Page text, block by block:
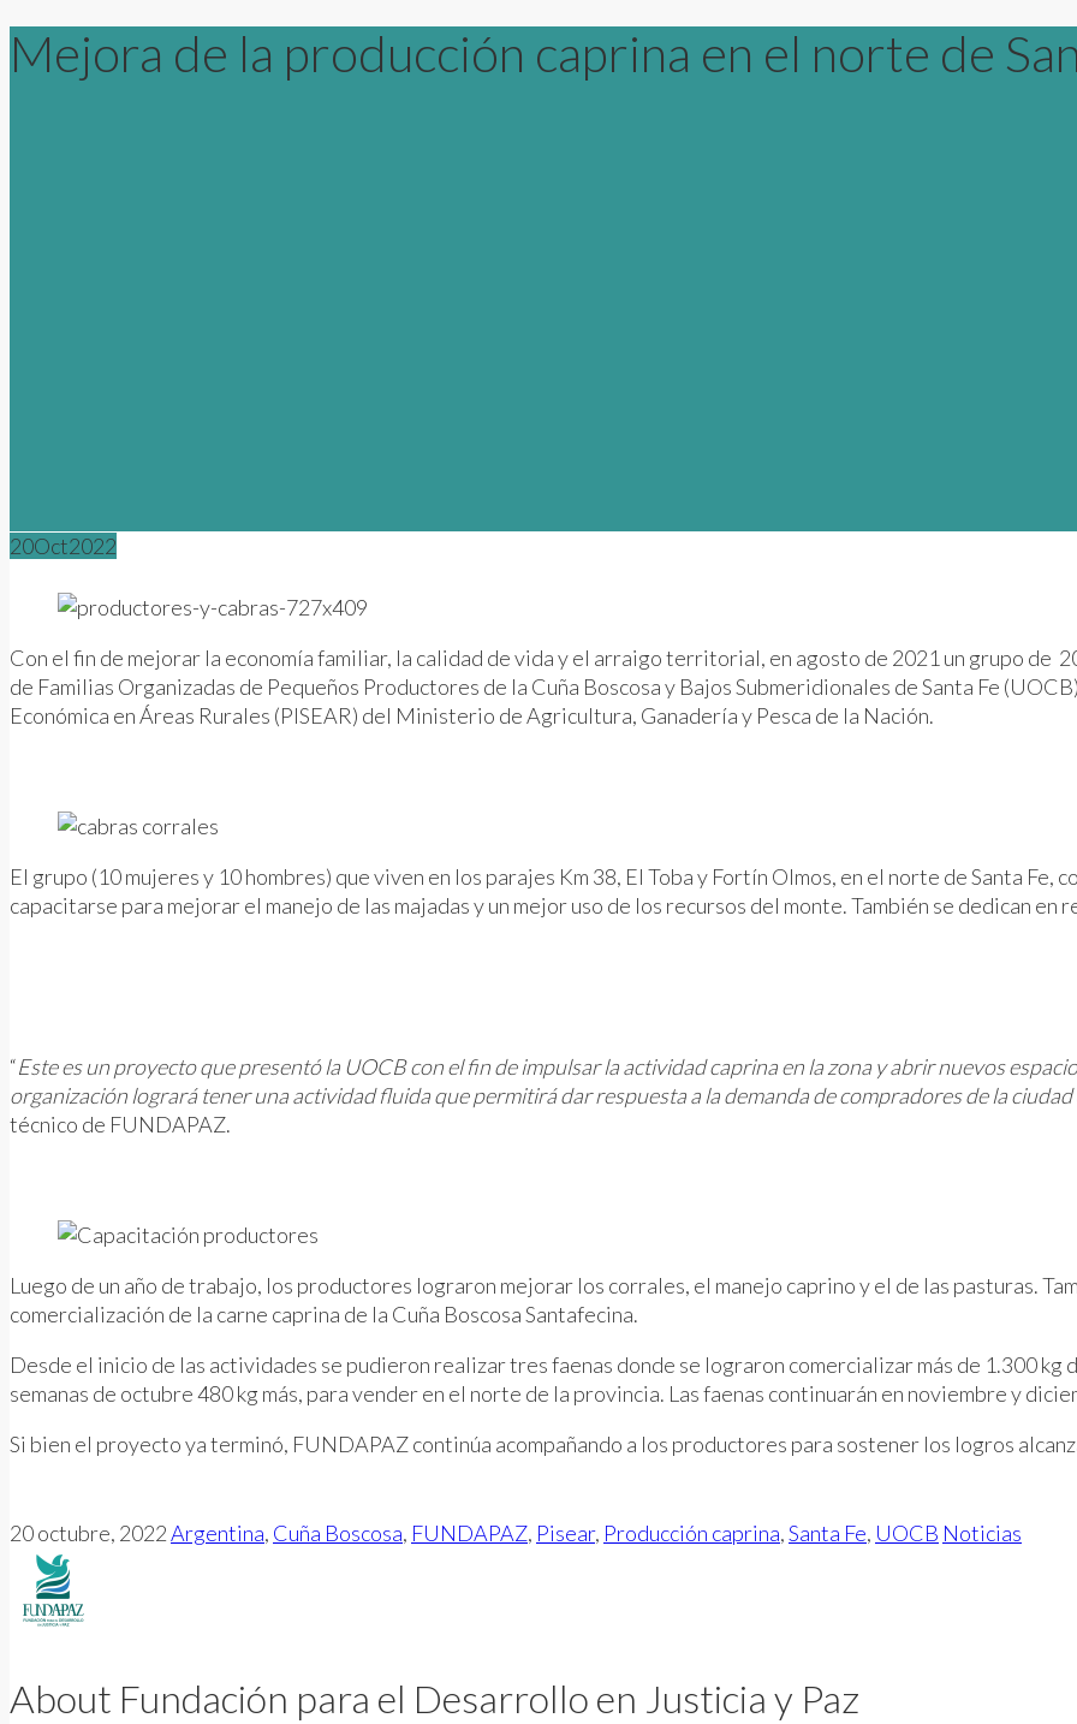
Mejora de la producción caprina en el norte de
20Oct2022
Con el fin de mejorar la economía familiar, la calidad de vida y el arraigo territorial, en agosto de 2021 un grupo de
de Familias Organizadas de Pequeños Productores de la Cuña Boscosa y Bajos Submeridionales de Santa Fe
Económica en Áreas Rurales (PISEAR) del Ministerio de Agricultura, Ganadería y Pesca de la Nación.
El grupo (10 mujeres y 10 hombres) que viven en los parajes Km 38, El Toba y Fortín Olmos, en el norte de Santa Fe,
capacitarse para mejorar el manejo de las majadas y un mejor uso de los recursos del monte. También se dedican
“Este es un proyecto que presentó la UOCB con el fin de impulsar la actividad caprina en la zona y abrir nuevos
organización logrará tener una actividad fluida que permitirá dar respuesta a la demanda de compradores de la ciudad
técnico de FUNDAPAZ.
Luego de un año de trabajo, los productores lograron mejorar los corrales, el manejo caprino y el de las pasturas.
comercialización de la carne caprina de la Cuña Boscosa Santafecina.
Desde el inicio de las actividades se pudieron realizar tres faenas donde se lograron comercializar más de 1.300 kg
semanas de octubre 480 kg más, para vender en el norte de la provincia. Las faenas continuarán en noviembre y
Si bien el proyecto ya terminó, FUNDAPAZ continúa acompañando a los productores para sostener los logros
20 octubre, 2022Argentina, Cuña Boscosa, FUNDAPAZ, Pisear, Producción caprina,Santa Fe, UOCB Noticias
About Fundación para el Desarrollo en Justicia y Paz